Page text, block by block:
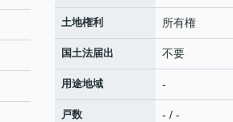
土地権利 所有権
国土法届出 不要
用途地域 -
戸数 - / -